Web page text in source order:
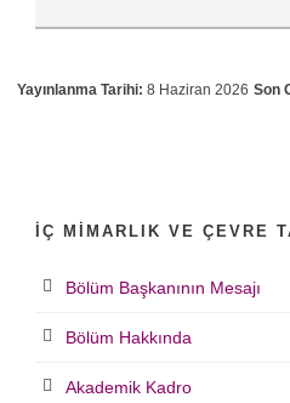
Yayınlanma Tarihi: 8 Haziran 2026 Son
İÇ MIMARLIK VE ÇEVRE
Bölüm Başkanının Mesajı
Bölüm Hakkında
Akademik Kadro